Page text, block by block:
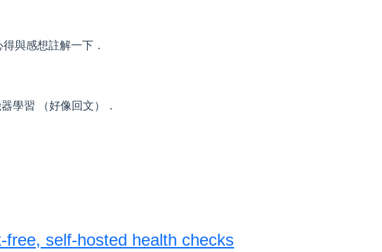
與感想註解一下．
學習 （好像回文）．
self-hosted health checks